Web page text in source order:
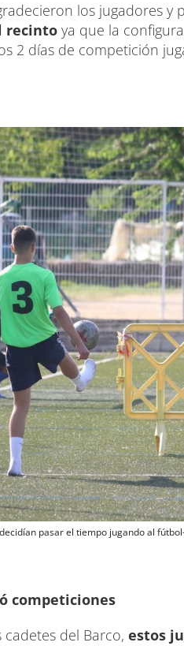
los jugadores y
recinto ya que la
2 días de competición
pasar el tiempo jugando al
competiciones
del Barco, estos